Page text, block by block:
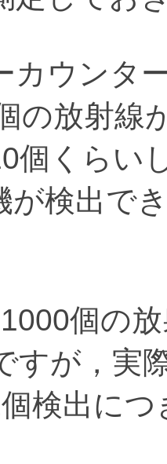
カウンタ
の放射線
個くらい
が検出で
個の
すが，実
検出に